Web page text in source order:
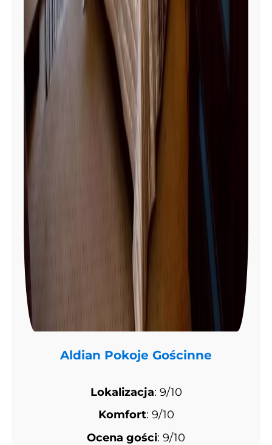
Aldian Pokoje Gościnne
Lokalizacja: 9/10
Komfort: 9/10
Ocena gości: 9/10